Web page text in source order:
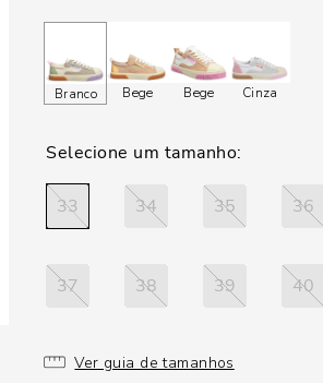
Branco Bege Bege Cinza
33 34 35 36
37 38 39 40
Ver guia de tamanhos